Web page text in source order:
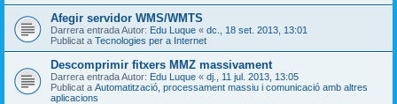
Afegir servidor WMS/WMTS
Darrera entrada Autor: Edu Luque « dc., 18 set. 2013, 13:01
Publicat a Tecnologies per a Internet
Descomprimir fitxers MMZ massivament
Darrera entrada Autor: Edu Luque « dj., 11 jul. 2013, 13:05
Publicat a Automatització, processament massiu i comunicació amb altres
aplicacions